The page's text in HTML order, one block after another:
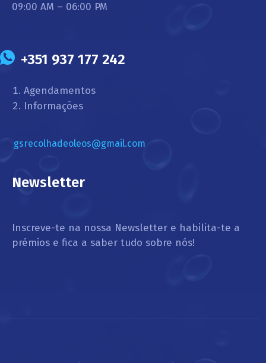
09:00 AM – 06:00 PM
+351 937 177 242
Agendamentos
Informações
gsrecolhadeoleos@gmail.com
Newsletter
Inscreve-te na nossa Newsletter e habilita-te a
prémios e fica a saber tudo sobre nós!